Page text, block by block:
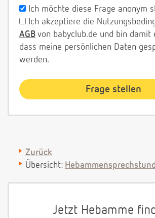
Ich möchte diese Frage anonym
Ich akzeptiere die
AGB von babyclub.de und bin damit
dass meine persönlichen Daten
werden.
Zurück
Übersicht:
Jetzt Hebamme